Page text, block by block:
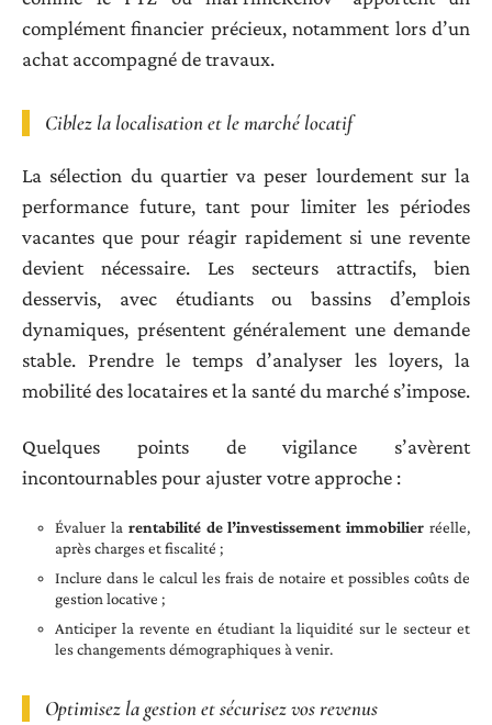
complément financier précieux, notamment lors d’un
achat accompagné de travaux.
Ciblez la localisation et le marché locatif
La sélection du quartier va peser lourdement sur la
performance future, tant pour limiter les périodes
vacantes que pour réagir rapidement si une revente
devient nécessaire. Les secteurs attractifs, bien
desservis, avec étudiants ou bassins d’emplois
dynamiques, présentent généralement une demande
stable. Prendre le temps d’analyser les loyers, la
mobilité des locataires et la santé du marché s’impose.
Quelques points de vigilance s’avèrent
incontournables pour ajuster votre approche :
Évaluer la rentabilité de l’investissement immobilier réelle,
après charges et fiscalité ;
Inclure dans le calcul les frais de notaire et possibles coûts de
gestion locative ;
Anticiper la revente en étudiant la liquidité sur le secteur et
les changements démographiques à venir.
Optimisez la gestion et sécurisez vos revenus